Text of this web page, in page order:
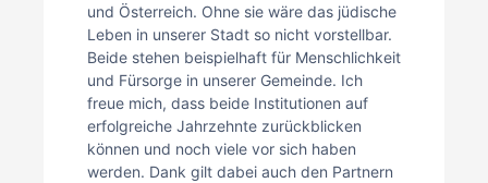
und Österreich. Ohne sie wäre das jüdische
Leben in unserer Stadt so nicht vorstellbar.
Beide stehen beispielhaft für Menschlichkeit
und Fürsorge in unserer Gemeinde. Ich
freue mich, dass beide Institutionen auf
erfolgreiche Jahrzehnte zurückblicken
können und noch viele vor sich haben
werden. Dank gilt dabei auch den Partnern